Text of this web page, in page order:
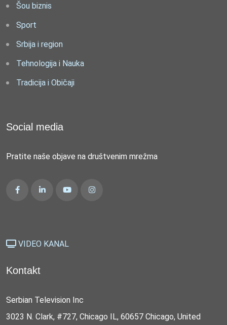
Šou biznis
Sport
Srbija i region
Tehnologija i Nauka
Tradicija i Običaji
Social media
Pratite naše objave na društvenim mrežma
VIDEO KANAL
Kontakt
Serbian Television Inc
3023 N. Clark, #727, Chicago IL, 60657 Chicago, United